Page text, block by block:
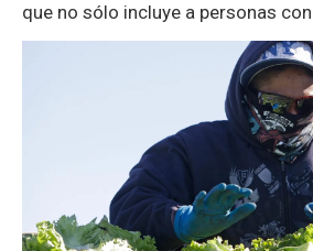
que no sólo incluye a personas